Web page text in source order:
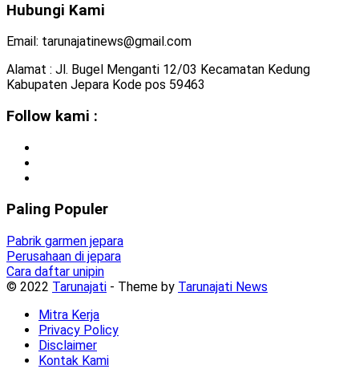
Hubungi Kami
Email: tarunajatinews@gmail.com
Alamat : Jl. Bugel Menganti 12/03 Kecamatan Kedung
Kabupaten Jepara Kode pos 59463
Follow kami :
Paling Populer
Pabrik garmen jepara
Perusahaan di jepara
Cara daftar unipin
© 2022 Tarunajati - Theme by Tarunajati News
Mitra Kerja
Privacy Policy
Disclaimer
Kontak Kami